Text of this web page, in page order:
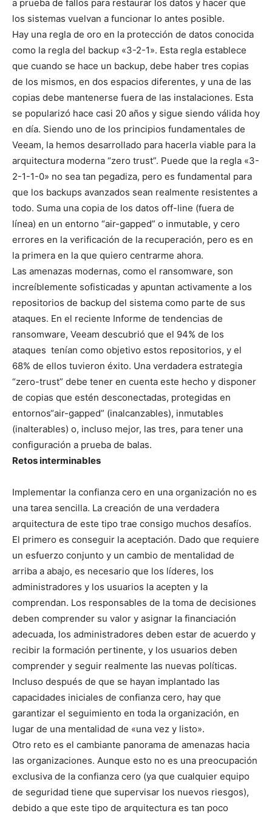
a prueba de fallos para restaurar los datos y hacer que
los sistemas vuelvan a funcionar lo antes posible.
Hay una regla de oro en la protección de datos conocida
como la regla del backup «3-2-1». Esta regla establece
que cuando se hace un backup, debe haber tres copias
de los mismos, en dos espacios diferentes, y una de las
copias debe mantenerse fuera de las instalaciones. Esta
se popularizó hace casi 20 años y sigue siendo válida hoy
en día. Siendo uno de los principios fundamentales de
Veeam, la hemos desarrollado para hacerla viable para la
arquitectura moderna “zero trust”. Puede que la regla «3-
2-1-1-0» no sea tan pegadiza, pero es fundamental para
que los backups avanzados sean realmente resistentes a
todo. Suma una copia de los datos off-line (fuera de
línea) en un entorno “air-gapped” o inmutable, y cero
errores en la verificación de la recuperación, pero es en
la primera en la que quiero centrarme ahora.
Las amenazas modernas, como el ransomware, son
increíblemente sofisticadas y apuntan activamente a los
repositorios de backup del sistema como parte de sus
ataques. En el reciente Informe de tendencias de
ransomware, Veeam descubrió que el 94% de los
ataques tenían como objetivo estos repositorios, y el
68% de ellos tuvieron éxito. Una verdadera estrategia
“zero-trust” debe tener en cuenta este hecho y disponer
de copias que estén desconectadas, protegidas en
entornos“air-gapped” (inalcanzables), inmutables
(inalterables) o, incluso mejor, las tres, para tener una
configuración a prueba de balas.
Retos interminables
Implementar la confianza cero en una organización no es
una tarea sencilla. La creación de una verdadera
arquitectura de este tipo trae consigo muchos desafíos.
El primero es conseguir la aceptación. Dado que requiere
un esfuerzo conjunto y un cambio de mentalidad de
arriba a abajo, es necesario que los líderes, los
administradores y los usuarios la acepten y la
comprendan. Los responsables de la toma de decisiones
deben comprender su valor y asignar la financiación
adecuada, los administradores deben estar de acuerdo y
recibir la formación pertinente, y los usuarios deben
comprender y seguir realmente las nuevas políticas.
Incluso después de que se hayan implantado las
capacidades iniciales de confianza cero, hay que
garantizar el seguimiento en toda la organización, en
lugar de una mentalidad de «una vez y listo».
Otro reto es el cambiante panorama de amenazas hacia
las organizaciones. Aunque esto no es una preocupación
exclusiva de la confianza cero (ya que cualquier equipo
de seguridad tiene que supervisar los nuevos riesgos),
debido a que este tipo de arquitectura es tan poco